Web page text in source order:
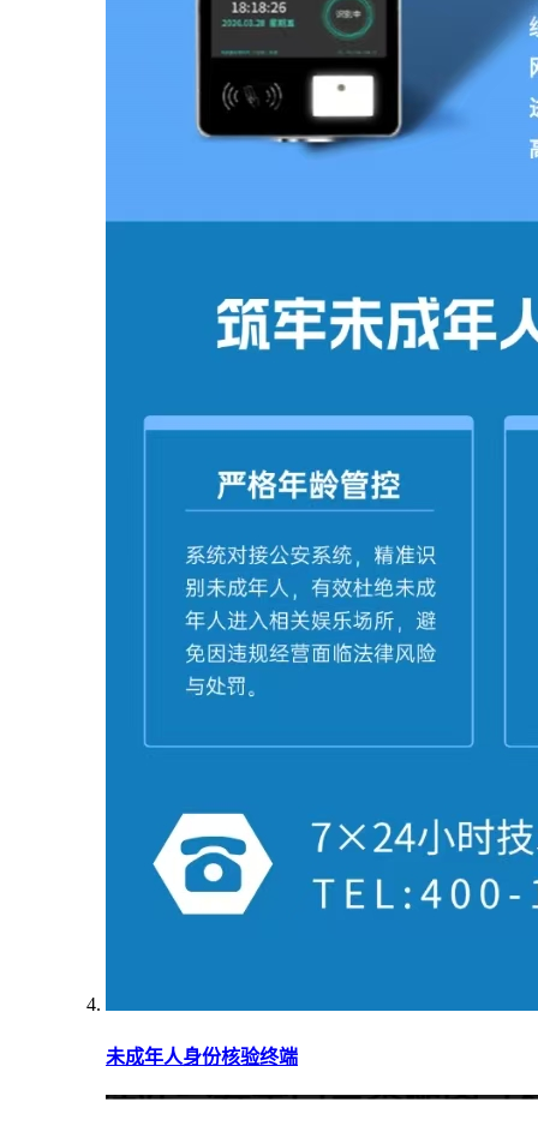
未成年人身份核验终端